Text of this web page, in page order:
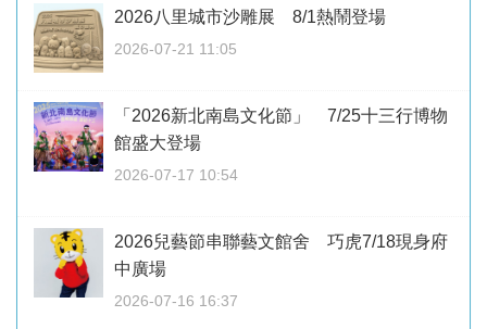
2026八里城市沙雕展 8/1熱鬧登場
2026-07-21 11:05
「2026新北南島文化節」 7/25十三行博物
館盛大登場
2026-07-17 10:54
2026兒藝節串聯藝文館舍 巧虎7/18現身府
中廣場
2026-07-16 16:37